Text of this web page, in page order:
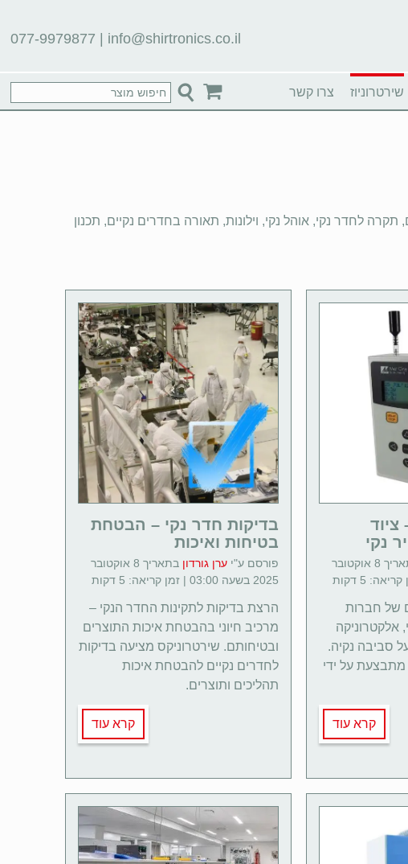
077-9979877 info@shirtronics.co.il
שירטרוניוז צרו קשר
לחדר נקי, אוהל נקי, וילונות, תאורה בחדרים נקיים, תכנון
ציוד
נקי
בתאריך 8 אוקטובר
של חברות
אלקטרוניקה
סביבה נקיה.
על ידי
קרא עוד
בדיקות חדר נקי – הבטחת
בטיחות ואיכות
פורסם ע"י ערן גורדון
בתאריך 8 אוקטובר
2025 בשעה 03:00 | זמן קריאה: 5 דקות
הרצת בדיקות לתקינות החדר הנקי –
מרכיב חיוני בהבטחת איכות התוצרים
ובטיחותם. שירטרוניקס מציעה בדיקות
לחדרים נקיים להבטחת איכות
תהליכים ותוצרים.
קרא עוד